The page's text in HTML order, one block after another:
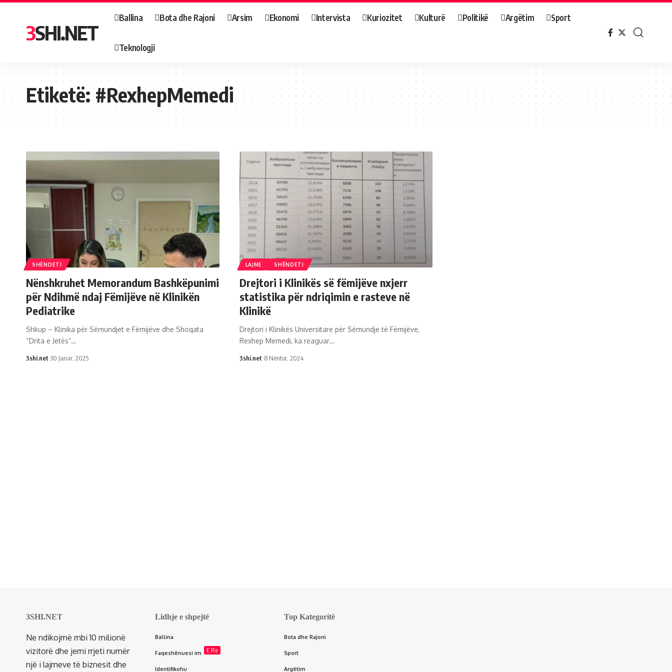
3SHI.NET
Ballina Bota dhe Rajoni Arsim Ekonomi Intervista Kuriozitet Kulturë Politikë Argëtim Sport
Teknologji
Etiketë:#RexhepMemedi
SHËNDETI
Nënshkruhet Memorandum Bashkëpunimi
për Ndihmë ndaj Fëmijëve në Klinikën
Pediatrike
Shkup – Klinika për Sëmundjet e Fëmijëve dhe Shoqata
“Drita e Jetës”…
3shi.net 30 Janar, 2025
LAJME SHËNDETI
Drejtori i Klinikës së fëmijëve nxjerr
statistika për ndriqimin e rasteve në
Klinikë
Drejtori i Klinikës Universitare për Sëmundje të Fëmijëve,
Rexhep Memedi, ka reaguar…
3shi.net 8 Nëntor, 2024
3SHI.NET
Ne ndikojmë mbi 10 milionë
vizitorë dhe jemi rrjeti numër
një i lajmeve të biznesit dhe
Lidhje e shpejtë
Ballina
Faqeshënuesi im E Re
Identifikohu
Top Kategoritë
Bota dhe Rajoni
Sport
Argëtim